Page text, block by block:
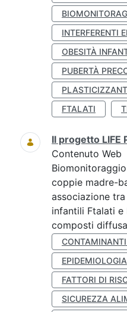
INTERFERENTI
OBESITÀ
PUBERTÀ
FTALATI
Il progetto LIFE
Contenuto Web
coppie madre-
associazione
infantili Ftalati e
composti
EPIDEMIOLOGIA
FATTORI DI
SICUREZZA